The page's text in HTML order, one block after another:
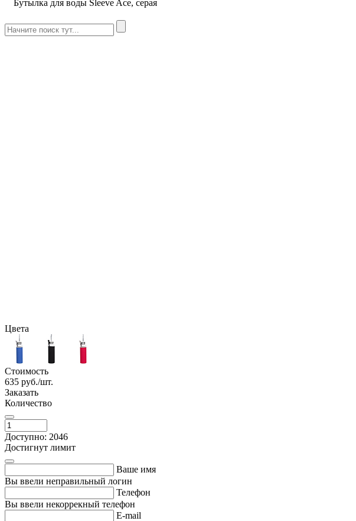
Бутылка для воды Sleeve Ace, серая
Цвета
Стоимость
635 руб./шт.
Заказать
Количество
Доступно: 2046
Достигнут лимит
Ваше имя
Вы ввели неправильный логин
Телефон
Вы ввели некоррекный телефон
E-mail